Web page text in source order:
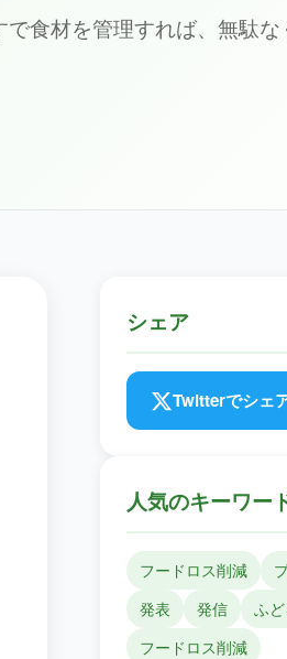
食材を管理すれば、無駄な
シェア
Twitterでシェ
人気のキーワー
フードロス削減
発表
発信
ふ
フードロス削減